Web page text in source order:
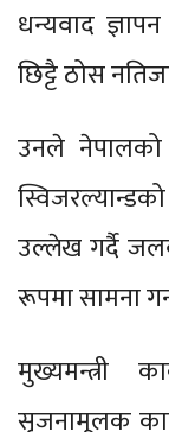
धन्यवाद
छिट्टै ठोस
उनले नेपालको
उल्लेख गर्दै
रूपमा सामना
मुख्यमन्त्री
सृजनामूलक